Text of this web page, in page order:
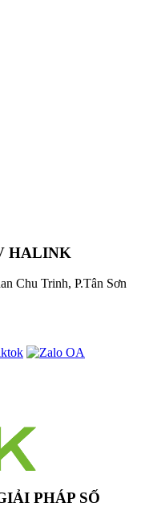
HALINK
Chu Trinh, P.Tân Sơn
PHÁP SỐ